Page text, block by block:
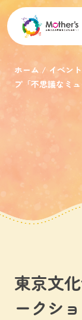
ホーム イベント
プ「不思議なミュ
東京文
ークシ